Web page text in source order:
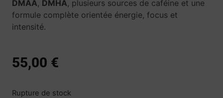
DMAA, DMHA, plusieurs sources de caféine et une
formule complète orientée énergie, focus et
intensité.
55,00 €
Rupture de stock